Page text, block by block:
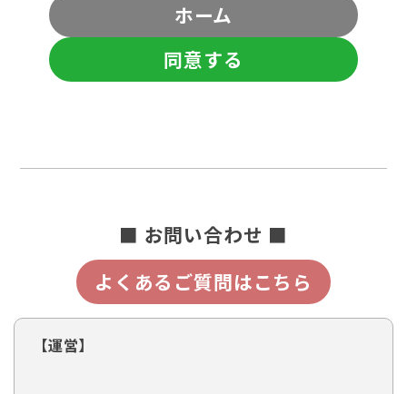
ホーム
同意する
■ お問い合わせ ■
よくあるご質問はこちら
【運営】